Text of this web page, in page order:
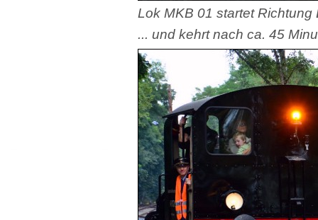
Lok MKB 01 startet Richtung
... und kehrt nach ca. 45